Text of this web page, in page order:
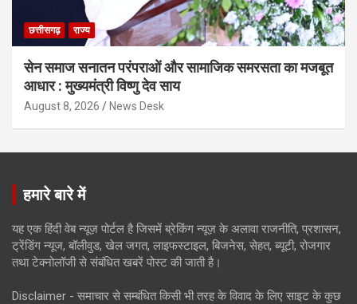
छत्तीसगढ़ राज्य
सेन समाज सनातन परंपराओं और सामाजिक समरसता का मजबूत
आधार : मुख्यमंत्री विष्णु देव साय
August 8, 2026 News Desk
हमारे बारे में
यह एक हिंदी वेब न्यूज़ पोर्टल है जिसमें ब्रेकिंग न्यूज़ के अलावा राजनीति, प्रशासन,
ट्रेंडिंग न्यूज, बॉलीवुड, खेल जगत, लाइफस्टाइल, बिजनेस, सेहत, ब्यूटी, रोजगार
तथा टेक्नोलॉजी से संबंधित खबरें पोस्ट की जाती है।
Disclaimer - समाचार से सम्बंधित किसी भी तरह के विवाद के लिए साइट के कुछ